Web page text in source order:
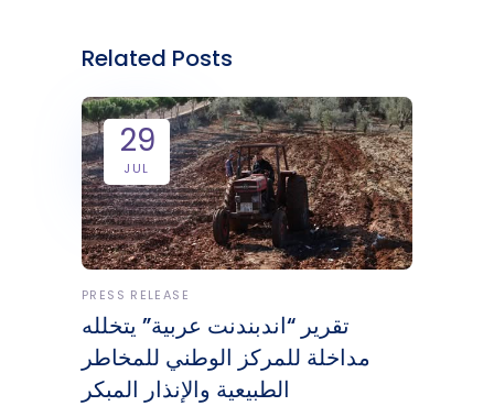
Related Posts
29
JUL
PRESS RELEASE
تقرير “اندبندنت عربية” يتخلله
مداخلة للمركز الوطني للمخاطر
الطبيعية والإنذار المبكر